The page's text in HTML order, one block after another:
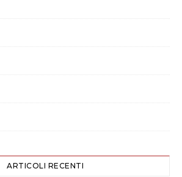
ARTICOLI RECENTI